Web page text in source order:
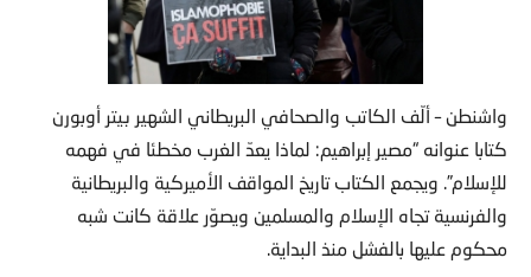
واشنطن – ألّف الكاتب والصحافي البريطاني الشهير بيتر أوبورن
كتابا عنوانه “مصير إبراهيم: لماذا يعدّ الغرب مخطئا في فهمه
للإسلام”. ويجمع الكتاب تاريخ المواقف الأميركية والبريطانية
والفرنسية تجاه الإسلام والمسلمين ويصوّر علاقة كانت شبه
محكوم عليها بالفشل منذ البداية.